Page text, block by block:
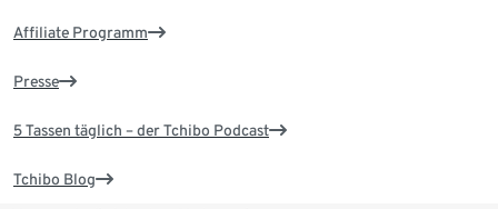
Affiliate Programm
Presse
5 Tassen täglich – der Tchibo Podcast
Tchibo Blog